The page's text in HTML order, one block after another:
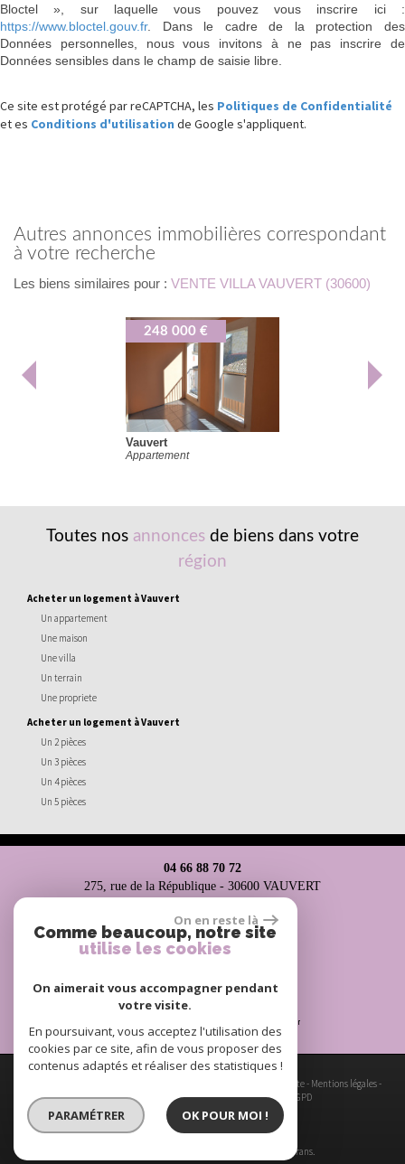
Bloctel », sur laquelle vous pouvez vous inscrire ici :
https://www.bloctel.gouv.fr. Dans le cadre de la protection des
Données personnelles, nous vous invitons à ne pas inscrire de
Données sensibles dans le champ de saisie libre.
Ce site est protégé par reCAPTCHA, les Politiques de Confidentialité
et es Conditions d'utilisation de Google s'appliquent.
autres annonces immobilières correspondant
à votre recherche
Les biens similaires pour : VENTE VILLA VAUVERT (30600)
248 000 €
Appartement
Toutes nos annonces de biens dans votre
région
acheter un logement à Vauvert
Un appartement
Une maison
Une villa
Un terrain
Une propriete
acheter un logement à Vauvert
Un 2 pièces
Un 3 pièces
Un 4 pièces
Un 5 pièces
04 66 88 70 72
275, rue de la République - 30600 VAUVERT
Espace propriétaires
Plan du site- Mentions légales-
Nos honoraires-Partenaires-Admin Toutes nos annonces-Politique RGPD
un seul site adaptable à tous les types d'écrans.
On en reste là
Comme beaucoup, notre site
utilise les cookies
On aimerait vous accompagner pendant
votre visite.
En poursuivant, vous acceptez l'utilisation des
cookies par ce site, afin de vous proposer des
contenus adaptés et réaliser des statistiques !
PARAMÉTRER OK POUR MOI !